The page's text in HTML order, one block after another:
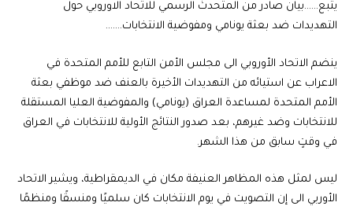
يتبع……بيان صادر من المتحدث الرسمي للاتحاد الاوروبي حول
التهديدات ضد بعثة يونامي ومفوضية الانتخابات…….
ينضم الاتحاد الأوروبي الى مجلس الأمن التابع للأمم المتحدة في
الاعراب عن استيائه من التهديدات الأخيرة بالعنف ضد موظفي بعثة
الأمم المتحدة لمساعدة العراق (يونامي) والمفوضية العليا المستقلة
للانتخابات وضد غيرهم، بعد صدور النتائج الأولية للانتخابات في العراق
في وقتٍ سابق من هذا الشهر.
ليس لمثل هذه المظاهر العنيفة مكان في الديمقراطية، ويشير الاتحاد
الأوربي الى إن التصويت في يوم الانتخابات كان سلميًا ومنسقًا ومنظمًا